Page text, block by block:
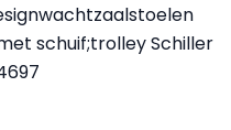
schuif;trolley Schiller